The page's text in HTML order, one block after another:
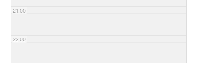
21:00
22:00